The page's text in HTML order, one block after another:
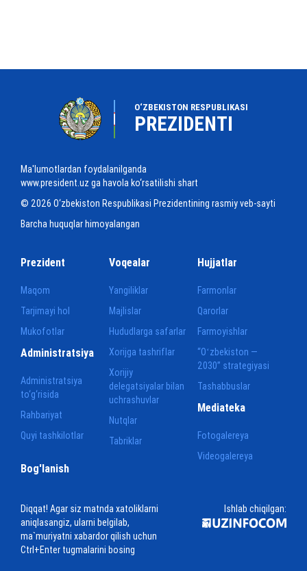
O‘ZBEKISTON RESPUBLIKASI
PREZIDENTI
Ma'lumotlardan foydalanilganda
www.president.uz ga havola ko‘rsatilishi shart
© 2026 O‘zbekiston Respublikasi Prezidentining rasmiy veb-sayti
Barcha huquqlar himoyalangan
Prezident
Maqom
Tarjimayi hol
Mukofotlar
Voqealar
Yangiliklar
Majlislar
Hududlarga safarlar
Xorijga tashriflar
Xorijiy
delegatsiyalar bilan
uchrashuvlar
Nutqlar
Tabriklar
Hujjatlar
Farmonlar
Qarorlar
Farmoyishlar
“Oʻzbekiston —
2030” strategiyasi
Tashabbuslar
Administratsiya
Administratsiya
to‘g‘risida
Rahbariyat
Quyi tashkilotlar
Mediateka
Fotogalereya
Videogalereya
Bog'lanish
Diqqat! Agar siz matnda xatoliklarni
aniqlasangiz, ularni belgilab,
ma`muriyatni xabardor qilish uchun
Ctrl+Enter tugmalarini bosing
Ishlab chiqilgan: